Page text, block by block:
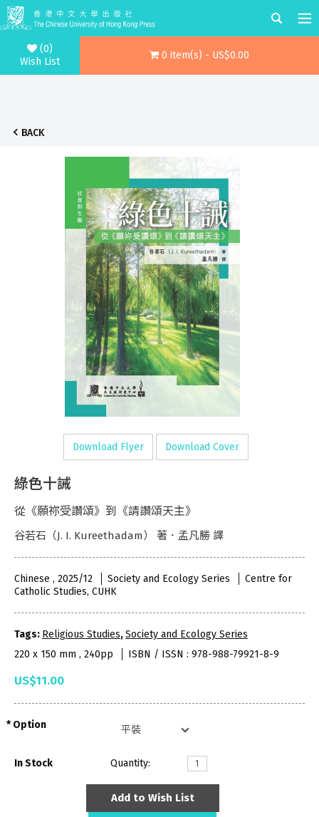
(0)
Wish List
0 item(s) - US$0.00
BACK
Download Flyer Download Cover
綠色十誡
從《願祢受讚頌》到《請讚頌天主》
谷若石（J. I. Kureethadam） 著．孟凡勝 譯
Chinese , 2025/12 Society and Ecology Series
Centre for
Catholic Studies, CUHK
Tags: Religious Studies,Society and Ecology Series
220 x 150 mm , 240pp
ISBN / ISSN : 978-988-79921-8-9
US$11.00
Option
In Stock Quantity:
Add to Wish List